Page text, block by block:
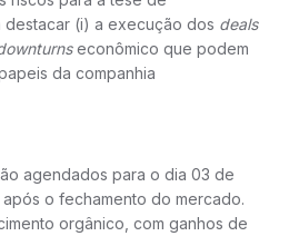
destacar (i) a execução dos deals
econômico que podem
da companhia
agendados para o dia 03 de
o fechamento do mercado.
orgânico, com ganhos de